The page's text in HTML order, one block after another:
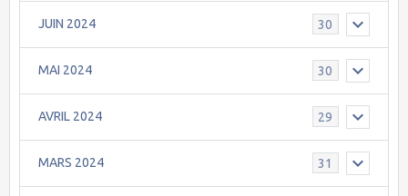
JUIN 2024 30
MAI 2024 30
AVRIL 2024 29
MARS 2024 31